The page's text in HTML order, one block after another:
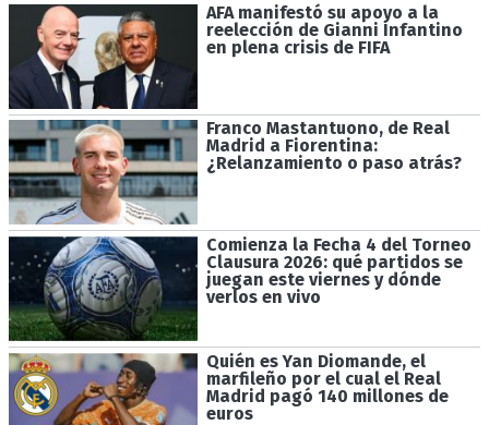
AFA manifestó su apoyo a la
reelección de Gianni Infantino
en plena crisis de FIFA
Franco Mastantuono, de Real
Madrid a Fiorentina:
¿Relanzamiento o paso atrás?
Comienza la Fecha 4 del Torneo
Clausura 2026: qué partidos se
juegan este viernes y dónde
verlos en vivo
Quién es Yan Diomande, el
marfileño por el cual el Real
Madrid pagó 140 millones de
euros